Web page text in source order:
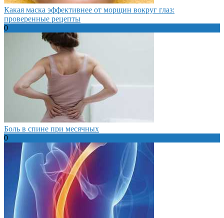
Какая маска эффективнее от морщин вокруг глаз:
проверенные рецепты
0
Боль в спине при месячных
0